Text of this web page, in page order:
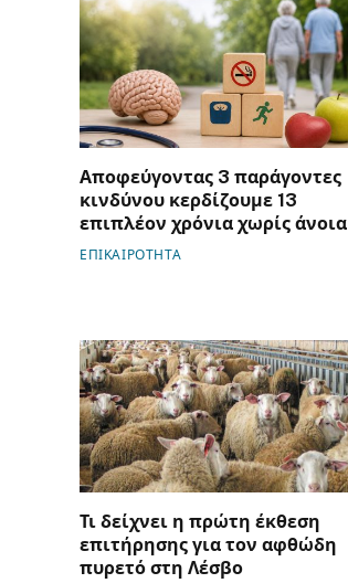
Αποφεύγοντας 3 παράγοντες
κινδύνου κερδίζουμε 13
επιπλέον χρόνια χωρίς άνοια
ΕΠΙΚΑΙΡΟΤΗΤΑ
Τι δείχνει η πρώτη έκθεση
επιτήρησης για τον αφθώδη
πυρετό στη Λέσβο